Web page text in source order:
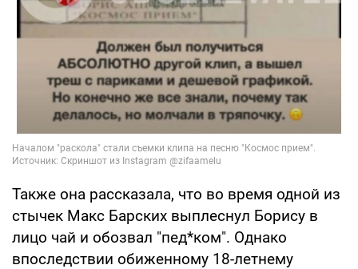
Также она рассказала, что во время одной из
стычек Макс Барских выплеснул Борису в
лицо чай и обозвал "пед*ком". Однако
впоследствии обиженному 18-летнему